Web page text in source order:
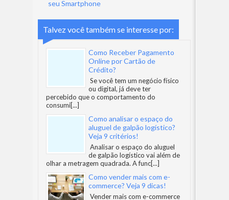
seu Smartphone
Talvez você também se interesse por:
Como Receber Pagamento
Online por Cartão de
Crédito?
Se você tem um negócio físico
ou digital, já deve ter
percebido que o comportamento do
consumi[...]
Como analisar o espaço do
aluguel de galpão logístico?
Veja 9 critérios!
Analisar o espaço do aluguel
de galpão logístico vai além de
olhar a metragem quadrada. A func[...]
Como vender mais com e-
commerce? Veja 9 dicas!
Vender mais com e-commerce